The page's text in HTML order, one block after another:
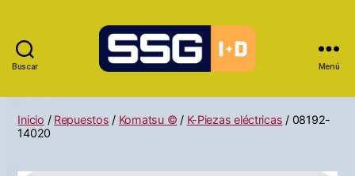
Buscar Menú
Inicio / Repuestos / Komatsu © / K-Piezas eléctricas / 08192-
14020